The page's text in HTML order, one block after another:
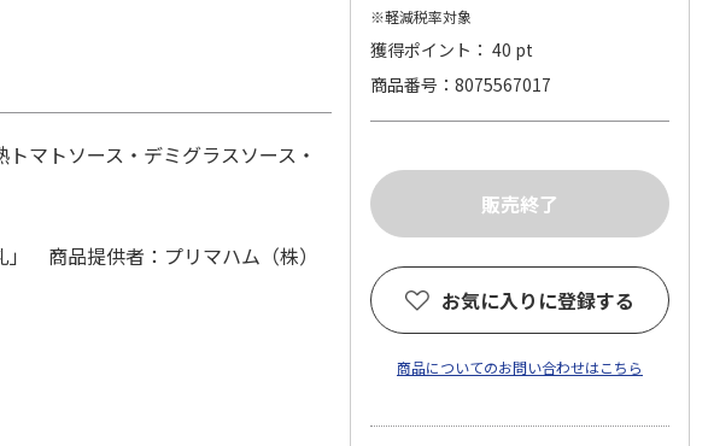
マトソース・デミグラスソース・
商品提供者：プリマハム（株）
※軽減税率対象
獲得ポイント： 40 pt
商品番号
8075567017
お気に入りに登録する
商品についてのお問い合わせはこちら